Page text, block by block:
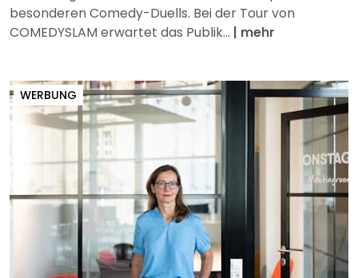
besonderen Comedy-Duells. Bei der Tour von
COMEDYSLAM erwartet das Publik... | mehr
WERBUNG